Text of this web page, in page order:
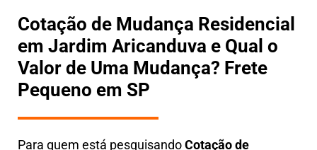
Cotação de Mudança Residencial
em Jardim Aricanduva e Qual o
Valor de Uma Mudança? Frete
Pequeno em SP
Para quem está pesquisandoCotação de